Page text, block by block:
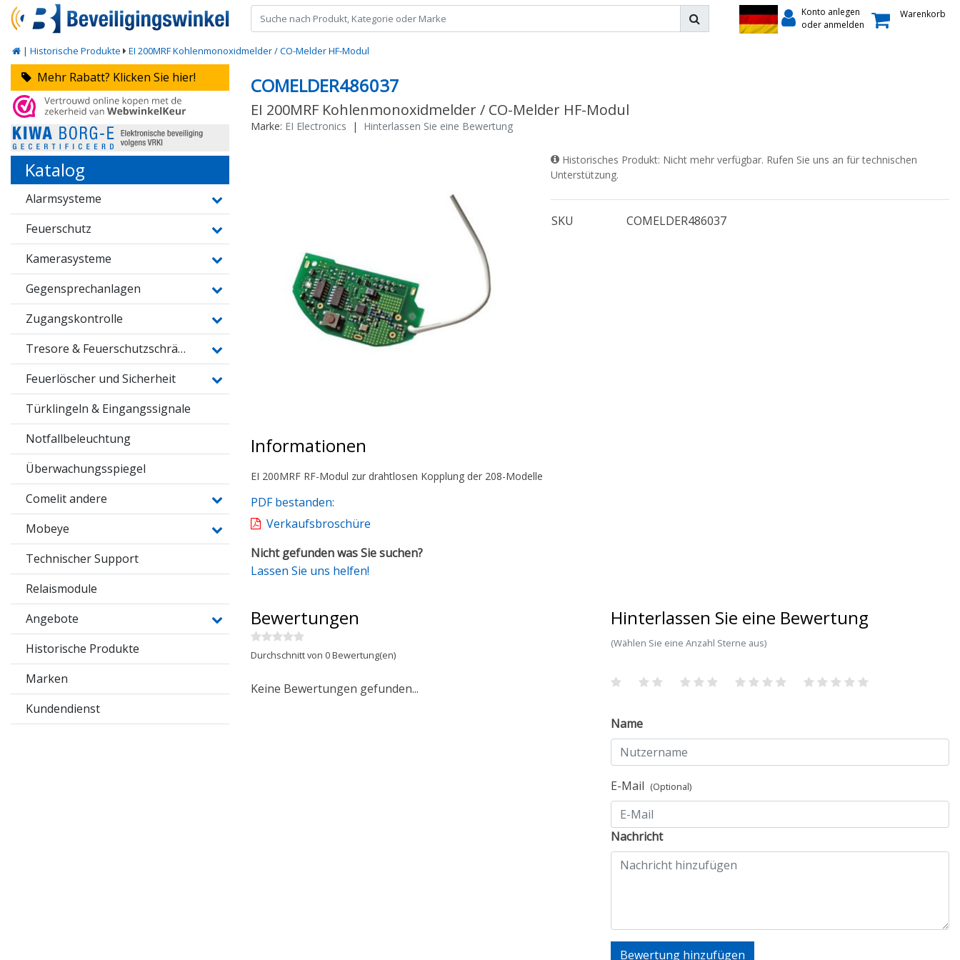
Konto anlegen
oder anmelden
Warenkorb
| Historische Produkte EI 200MRF Kohlenmonoxidmelder / CO-Melder HF-Modul
Mehr Rabatt? Klicken Sie hier!
Katalog
Alarmsysteme
Feuerschutz
Kamerasysteme
Gegensprechanlagen
Zugangskontrolle
Tresore & Feuerschutzschränke
Feuerlöscher und Sicherheit
Türklingeln & Eingangssignale
Notfallbeleuchtung
Überwachungsspiegel
Comelit andere
Mobeye
Technischer Support
Relaismodule
Angebote
Historische Produkte
Marken
Kundendienst
COMELDER486037
EI 200MRF Kohlenmonoxidmelder / CO-Melder HF-Modul
Marke: EI Electronics | Hinterlassen Sie eine Bewertung
Historisches Produkt: Nicht mehr verfügbar. Rufen Sie uns an für technischen
Unterstützung.
SKU COMELDER486037
Informationen
EI 200MRF RF-Modul zur drahtlosen Kopplung der 208-Modelle
PDF bestanden:
Verkaufsbroschüre
Nicht gefunden was Sie suchen?
Lassen Sie uns helfen!
Bewertungen
Durchschnitt von 0 Bewertung(en)
Keine Bewertungen gefunden...
Hinterlassen Sie eine Bewertung
(Wählen Sie eine Anzahl Sterne aus)
Name
E-Mail (Optional)
Nachricht
Bewertung hinzufügen